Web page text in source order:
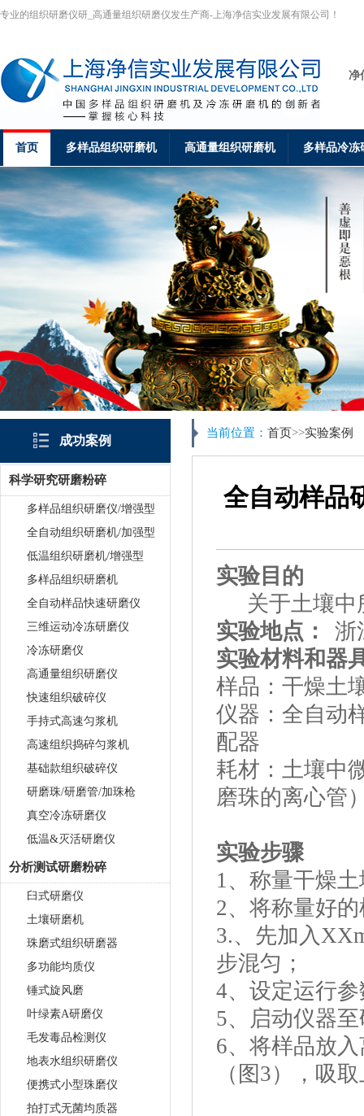
专业的组织研磨仪研_高通量组织研磨仪发生产商-上海净信实业发展有限公司！
净
首页 多样品组织研磨机 高通量组织研磨机 多样品冷冻
成功案例
科学研究研磨粉碎
多样品组织研磨仪/增强型
全自动组织研磨机/加强型
低温组织研磨机/增强型
多样品组织研磨机
全自动样品快速研磨仪
三维运动冷冻研磨仪
冷冻研磨仪
高通量组织研磨仪
快速组织破碎仪
手持式高速匀浆机
高速组织捣碎匀浆机
基础款组织破碎仪
研磨珠/研磨管/加珠枪
真空冷冻研磨仪
低温&灭活研磨仪
分析测试研磨粉碎
臼式研磨仪
土壤研磨机
珠磨式组织研磨器
多功能均质仪
锤式旋风磨
叶绿素A研磨仪
毛发毒品检测仪
地表水组织研磨仪
便携式小型珠磨仪
拍打式无菌均质器
当前位置： 首页>>实验案例
全自动样品
实验目的
关于土壤中
实验地点：
浙
实验材料和器
样品：干燥土
仪器： 全自动
配器
耗材：土壤中
磨珠的离心管
实验步骤
1、称量干燥
2、将称量好
3.、先加入
步混匀；
4、设定运行
5、启动仪器
6、将样品放
（图3），吸